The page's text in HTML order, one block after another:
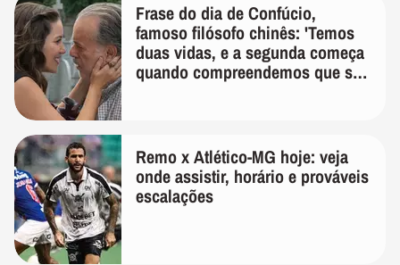
Frase do dia de Confúcio,
famoso filósofo chinês: 'Temos
duas vidas, e a segunda começa
quando compreendemos que só
Remo x Atlético-MG hoje: veja
onde assistir, horário e prováveis
escalações